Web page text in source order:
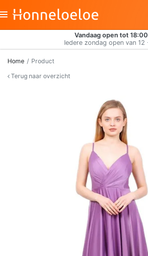
Vandaag open tot 18:00
Iedere zondag open van 12
Home
Product
Terug naar overzicht